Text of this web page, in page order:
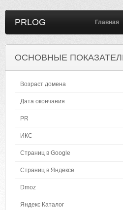
PRLOG Главная
ОСНОВНЫЕ
Возраст домена
Дата окончания
PR
ИКС
Страниц в Google
Страниц в Яндексе
Dmoz
Яндекс Каталог